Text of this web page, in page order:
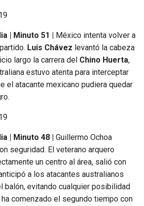
| Minuto 51 | México intenta volver a
Luis Chávez levantó la cabeza
largo la carrera del Chino Huerta,
estuvo atenta para interceptar
el atacante mexicano pudiera quedar
| Minuto 48 | Guillermo Ochoa
seguridad. El veterano arquero
un centro al área, salió con
a los atacantes australianos
balón, evitando cualquier posibilidad
comenzado el segundo tiempo con